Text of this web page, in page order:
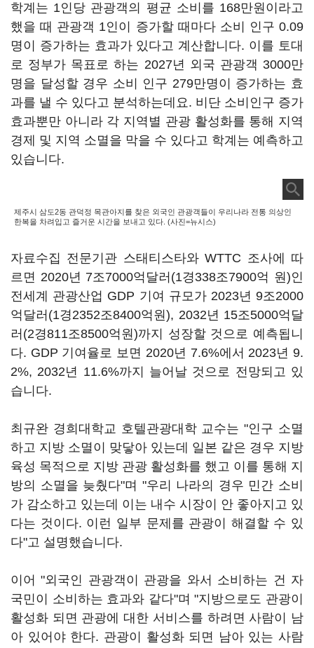
학계는 1인당 관광객의 평균 소비를 168만원이라고
했을 때 관광객 1인이 증가할 때마다 소비 인구 0.09
명이 증가하는 효과가 있다고 계산합니다. 이를 토대
로 정부가 목표로 하는 2027년 외국 관광객 3000만
명을 달성할 경우 소비 인구 279만명이 증가하는 효
과를 낼 수 있다고 분석하는데요. 비단 소비인구 증가
효과뿐만 아니라 각 지역별 관광 활성화를 통해 지역
경제 및 지역 소멸을 막을 수 있다고 학계는 예측하고
있습니다.
제주시 삼도2동 관덕정 목관아지를 찾은 외국인 관광객들이 우리나라 전통 의상인
한복을 차려입고 즐거운 시간을 보내고 있다. (사진=뉴시스)
자료수집 전문기관 스태티스타와 WTTC 조사에 따
르면 2020년 7조7000억달러(1경338조7900억 원)인
전세계 관광산업 GDP 기여 규모가 2023년 9조2000
억달러(1경2352조8400억원), 2032년 15조5000억달
러(2경811조8500억원)까지 성장할 것으로 예측됩니
다. GDP 기여율로 보면 2020년 7.6%에서 2023년 9.
2%, 2032년 11.6%까지 늘어날 것으로 전망되고 있
습니다.
최규완 경희대학교 호텔관광대학 교수는 "인구 소멸
하고 지방 소멸이 맞닿아 있는데 일본 같은 경우 지방
육성 목적으로 지방 관광 활성화를 했고 이를 통해 지
방의 소멸을 늦췄다"며 "우리 나라의 경우 민간 소비
가 감소하고 있는데 이는 내수 시장이 안 좋아지고 있
다는 것이다. 이런 일부 문제를 관광이 해결할 수 있
다"고 설명했습니다.
이어 "외국인 관광객이 관광을 와서 소비하는 건 자
국민이 소비하는 효과와 같다"며 "지방으로도 관광이
활성화 되면 관광에 대한 서비스를 하려면 사람이 남
아 있어야 한다. 관광이 활성화 되면 남아 있는 사람